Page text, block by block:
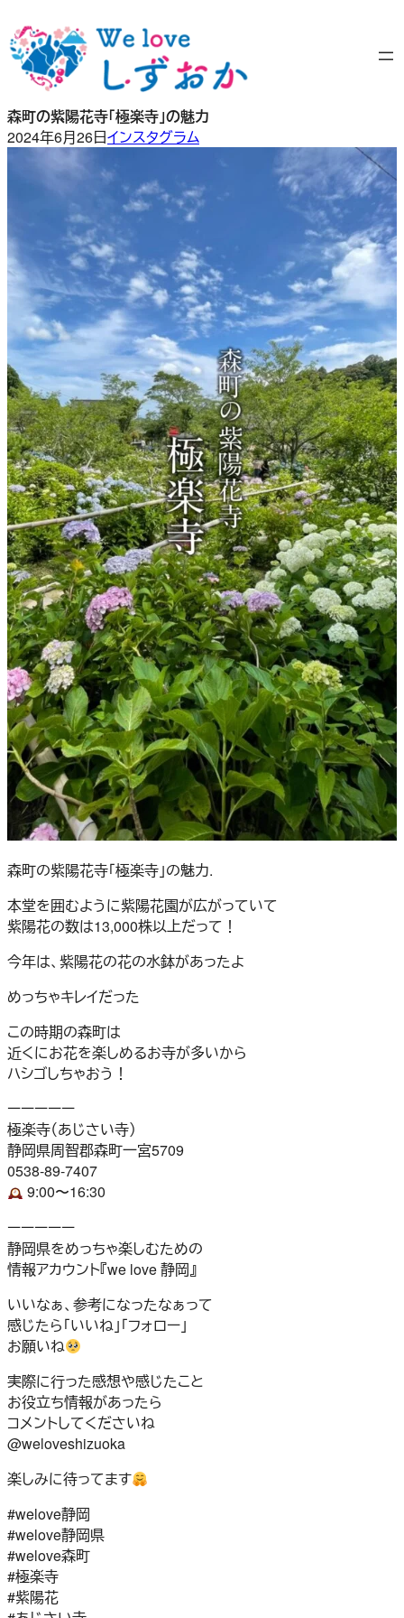
容
を
ッ
プ
森町の紫陽花寺「極楽寺」の魅力
2024年6月26日インスタグラム
森町の紫陽花寺「極楽寺」の魅力.
本堂を囲むように紫陽花園が広がっていて
紫陽花の数は13,000株以上だって！
今年は、紫陽花の花の水鉢があったよ
めっちゃキレイだった
この時期の森町は
近くにお花を楽しめるお寺が多いから
ハシゴしちゃおう！
ーーーーー
極楽寺（あじさい寺）
静岡県周智郡森町一宮5709
0538-89-7407
9:00〜16:30
ーーーーー
静岡県をめっちゃ楽しむための
情報アカウント『we love 静岡』
いいなぁ、参考になったなぁって
感じたら「いいね」「フォロー」
お願いね
実際に行った感想や感じたこと
お役立ち情報があったら
コメントしてくださいね
@weloveshizuoka
楽しみに待ってます
#welove静岡
#welove静岡県
#welove森町
#極楽寺
#紫陽花